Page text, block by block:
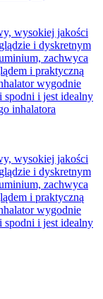
wysokiej jakości
i dyskretnym
zachwyca
i praktyczną
wygodnie
spodni i jest idealny
inhalatora
wysokiej jakości
i dyskretnym
zachwyca
i praktyczną
wygodnie
spodni i jest idealny